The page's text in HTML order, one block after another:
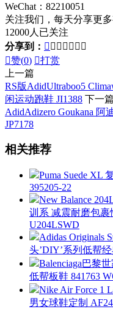
WeChat：82210051
关注我们，每天分享更
12000人已关注
分享到：       
赞(0) 打赏
上一篇
RS版AdidUltraboo5
闲运动跑鞋 JI1388 下一篇
AdidAdizero Goukana
JP7178
相关推荐
Puma Suede XL
395205-22
New Balance
训系 减震耐磨包
U204LSWD
Adidas Originals
头’DIY’系列低帮
Balenciaga巴黎
低帮板鞋 841763
Nike Air Force 1
男女球鞋定制